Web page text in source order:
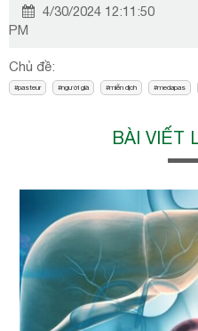
4/30/2024 12:11:50
PM
Chủ đề:
pasteur người già miễn dịch medapas
BÀI VIẾT